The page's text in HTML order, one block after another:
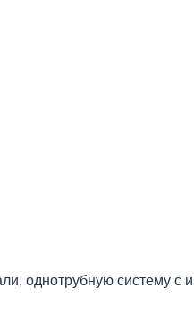
однотрубную систему с